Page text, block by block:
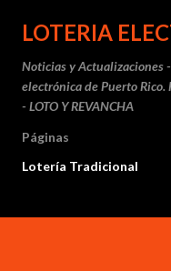
Ir al
LOTERIA
Noticias y Actualizaciones
electrónica de Puerto Rico.
- LOTO Y REVANCHA
Páginas
Lotería Tradicional